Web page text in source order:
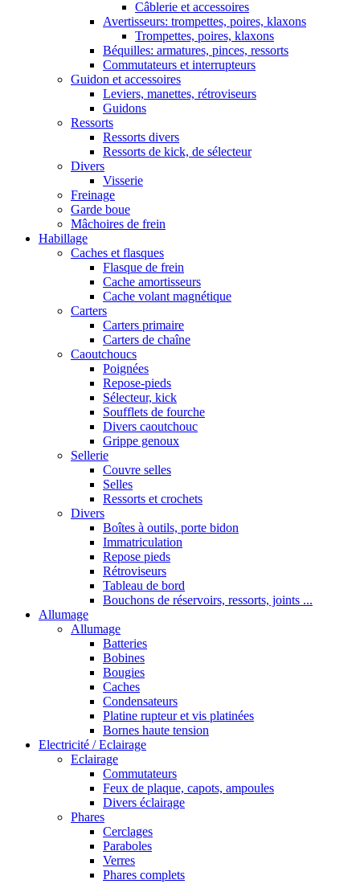
Câblerie et accessoires
Avertisseurs: trompettes, poires, klaxons
Trompettes, poires, klaxons
Béquilles: armatures, pinces, ressorts
Commutateurs et interrupteurs
Guidon et accessoires
Leviers, manettes, rétroviseurs
Guidons
Ressorts
Ressorts divers
Ressorts de kick, de sélecteur
Divers
Visserie
Freinage
Garde boue
Mâchoires de frein
Habillage
Caches et flasques
Flasque de frein
Cache amortisseurs
Cache volant magnétique
Carters
Carters primaire
Carters de chaîne
Caoutchoucs
Poignées
Repose-pieds
Sélecteur, kick
Soufflets de fourche
Divers caoutchouc
Grippe genoux
Sellerie
Couvre selles
Selles
Ressorts et crochets
Divers
Boîtes à outils, porte bidon
Immatriculation
Repose pieds
Rétroviseurs
Tableau de bord
Bouchons de réservoirs, ressorts, joints ...
Allumage
Allumage
Batteries
Bobines
Bougies
Caches
Condensateurs
Platine rupteur et vis platinées
Bornes haute tension
Electricité / Eclairage
Eclairage
Commutateurs
Feux de plaque, capots, ampoules
Divers éclairage
Phares
Cerclages
Paraboles
Verres
Phares complets